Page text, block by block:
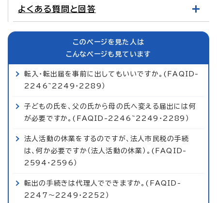
よくある質問と回答
このページを見た人は
こんなページも見ています
転入・転出届を事前に出してもいいですか。(FAQID-
2246~2249・2289）
子どもの氏を、父の氏から母の氏へ変える届出には何
が必要ですか。(FAQID-2246~2249・2289）
法人活動の休業をするのですが、法人市民税の手続
は、何か必要ですか（法人活動の休業）。(FAQID-
2594・2596）
転出の手続きは代理人でできますか。(FAQID-
2247～2249・2252）